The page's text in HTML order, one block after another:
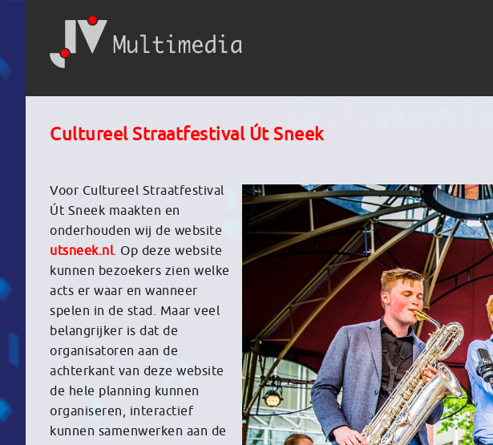
Cultureel Straatfestival Út Sneek
Voor Cultureel Straatfestival
Út Sneek maakten en
onderhouden wij de website
utsneek.nl. Op deze website
kunnen bezoekers zien welke
acts er waar en wanneer
spelen in de stad. Maar veel
belangrijker is dat de
organisatoren aan de
achterkant van deze website
de hele planning kunnen
organiseren, interactief
kunnen samenwerken aan de